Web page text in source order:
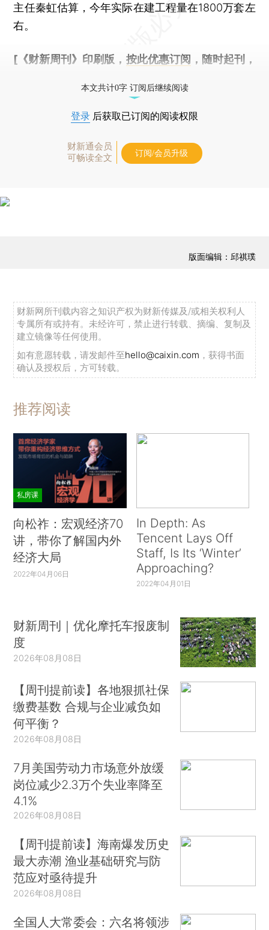
主任秦虹估算，今年实际在建工程量在1800万套左
右。
[《财新周刊》印刷版， 按此优惠订阅 ，随时起刊，
本文共计0字 订阅后继续阅读
登录 后获取已订阅的阅读权限
财新通会员
可畅读全文
订阅/会员升级
版面编辑：邱祺璞
财新网所刊载内容之知识产权为财新传媒及/或相关权利人
专属所有或持有。未经许可，禁止进行转载、摘编、复制及
建立镜像等任何使用。
如有意愿转载，请发邮件至hello@caixin.com ，获得书面
确认及授权后，方可转载。
推荐阅读
私房课
向松祚：宏观经济70
讲，带你了解国内外
经济大局
2022年04月06日
In Depth: As
Tencent Lays Off
Staff, Is Its ‘Winter’
Approaching?
2022年04月01日
财新周刊｜优化摩托车报废制
度
2026年08月08日
【周刊提前读】各地狠抓社保
缴费基数 合规与企业减负如
何平衡？
2026年08月08日
7月美国劳动力市场意外放缓
岗位减少2.3万个失业率降至
4.1%
2026年08月08日
【周刊提前读】海南爆发历史
最大赤潮 渔业基础研究与防
范应对亟待提升
2026年08月08日
全国人大常委会：六名将领涉